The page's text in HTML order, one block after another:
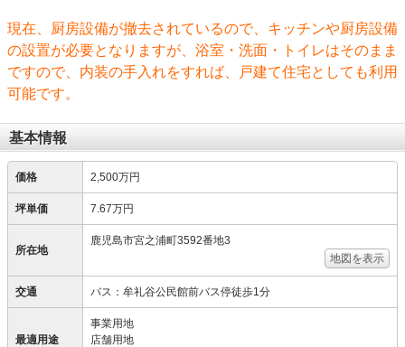
現在、厨房設備が撤去されているので、キッチンや厨房設備
の設置が必要となりますが、浴室・洗面・トイレはそのまま
ですので、内装の手入れをすれば、戸建て住宅としても利用
可能です。
基本情報
価格 2,500万円
坪単価 7.67万円
所在地
鹿児島市宮之浦町3592番地3
地図を表示
交通 バス：牟礼谷公民館前バス停徒歩1分
最適用途
事業用地
店舗用地